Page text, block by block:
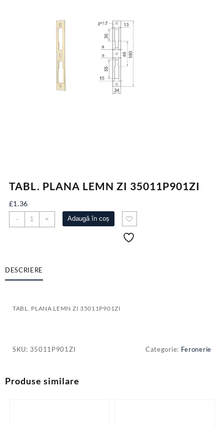
TABL. PLANA LEMN ZI 35011P901ZI
£1.36
-
Cantitate
TABL.
35011P901ZI
+ Adaugă în coș
DESCRIERE
TABL. PLANA LEMN ZI 35011P901ZI
SKU: 35011P901ZI Categorie: Feronerie
Produse similare